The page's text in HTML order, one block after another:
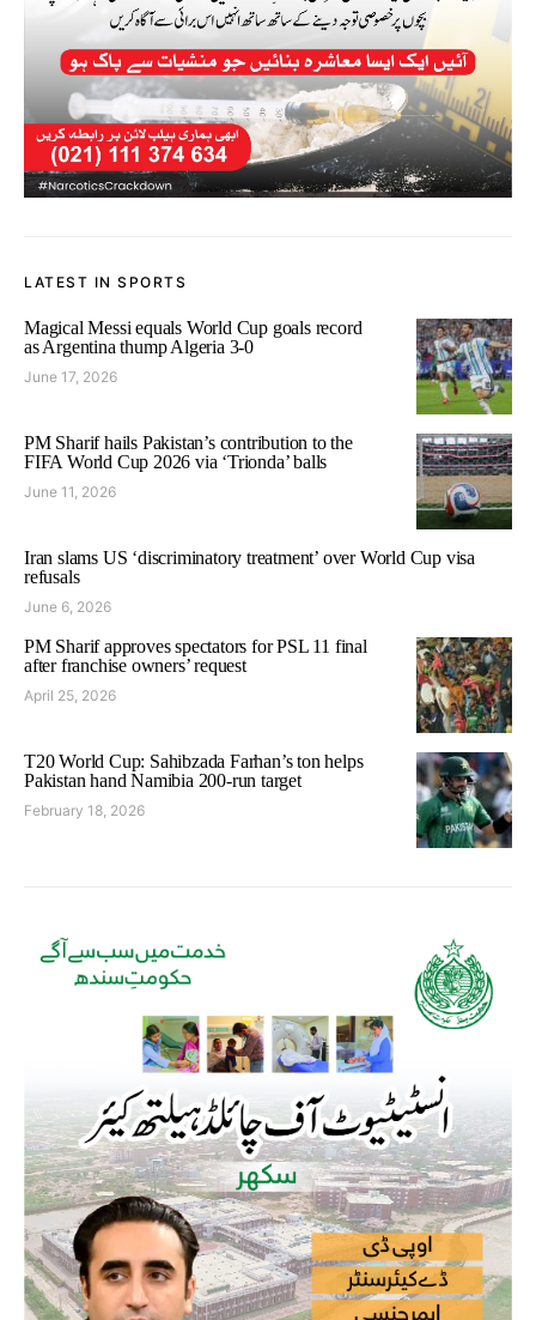
LATEST IN SPORTS
Magical Messi equals World Cup goals record
as Argentina thump Algeria 3-0
June 17, 2026
PM Sharif hails Pakistan’s contribution to the
FIFA World Cup 2026 via ‘Trionda’ balls
June 11, 2026
Iran slams US ‘discriminatory treatment’ over World Cup visa
refusals
June 6, 2026
PM Sharif approves spectators for PSL 11 final
after franchise owners’ request
April 25, 2026
T20 World Cup: Sahibzada Farhan’s ton helps
Pakistan hand Namibia 200-run target
February 18, 2026